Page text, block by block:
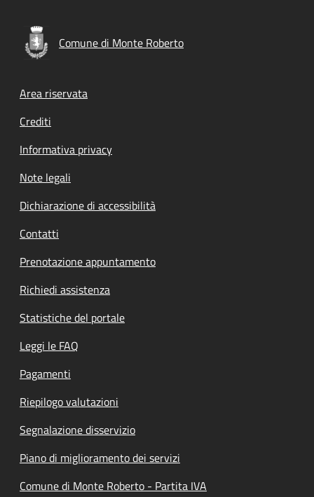
Comune di Monte Roberto
Footer menu
Area riservata
Crediti
Informativa privacy
Note legali
Dichiarazione di accessibilità
Contatti
Prenotazione appuntamento
Richiedi assistenza
Statistiche del portale
Leggi le FAQ
Pagamenti
Riepilogo valutazioni
Segnalazione disservizio
Piano di miglioramento dei servizi
Comune di Monte Roberto - Partita IVA